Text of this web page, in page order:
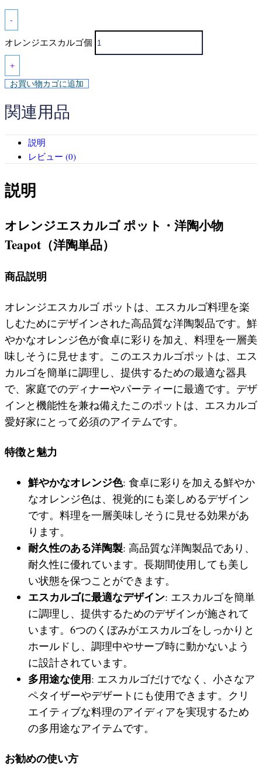
-
オレンジエスカルゴ個
+
お買い物カゴに追加
関連用品
説明
レビュー (0)
説明
オレンジエスカルゴ ポット・洋陶小物
Teapot（洋陶単品）
商品説明
オレンジエスカルゴ ポットは、エスカルゴ料理を楽
しむためにデザインされた高品質な洋陶製品です。鮮
やかなオレンジ色が食卓に彩りを加え、料理を一層美
味しそうに見せます。このエスカルゴポットは、エス
カルゴを簡単に調理し、提供するための最適な器具
で、家庭でのディナーやパーティーに最適です。デザ
インと機能性を兼ね備えたこのポットは、エスカルゴ
愛好家にとって必須のアイテムです。
特徴と魅力
鮮やかなオレンジ色: 食卓に彩りを加える鮮やか
なオレンジ色は、視覚的にも楽しめるデザイン
です。料理を一層美味しそうに見せる効果があ
ります。
耐久性のある洋陶製: 高品質な洋陶製品であり、
耐久性に優れています。長期間使用しても美し
い状態を保つことができます。
エスカルゴに最適なデザイン: エスカルゴを簡単
に調理し、提供するためのデザインが施されて
います。6つのくぼみがエスカルゴをしっかりと
ホールドし、調理中やサーブ時に動かないよう
に設計されています。
多用途な使用: エスカルゴだけでなく、小さなア
ペタイザーやデザートにも使用できます。クリ
エイティブな料理のアイディアを実現するため
の多用途なアイテムです。
お勧めの使い方